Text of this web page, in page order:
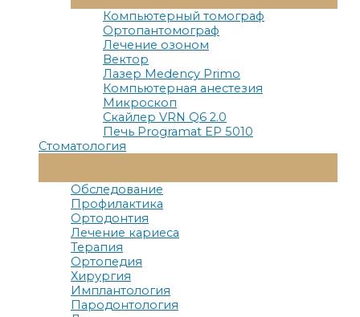
Меню
Компьютерный томограф
Ортопантомограф
Лечение озоном
Вектор
Лазер Medency Primo
Компьютерная анестезия
Микроскоп
Скайлер VRN Q6 2.0
Печь Programat EP 5010
Стоматология
Меню
Обследование
Профилактика
Ортодонтия
Лечение кариеса
Терапия
Ортопедия
Хирургия
Имплантология
Пародонтология